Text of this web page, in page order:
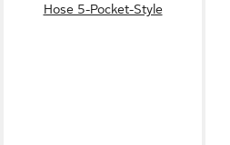
Hose 5-Pocket-Style